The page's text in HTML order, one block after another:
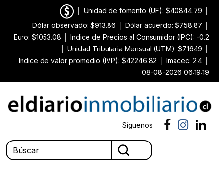
Unidad de fomento (UF): $40844.79
Dólar observado: $913.86
Dólar acuerdo: $758.87
Euro: $1053.08
Indice de Precios al Consumidor (IPC): -0.2
Unidad Tributaria Mensual (UTM): $71649
Indice de valor promedio (IVP): $42246.82
Imacec: 2.4
08-08-2026 06:19:19
Síguenos: